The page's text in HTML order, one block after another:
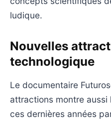
ludique.
Nouvelles
technologique
Le documentaire
attractions montre
ces dernières années